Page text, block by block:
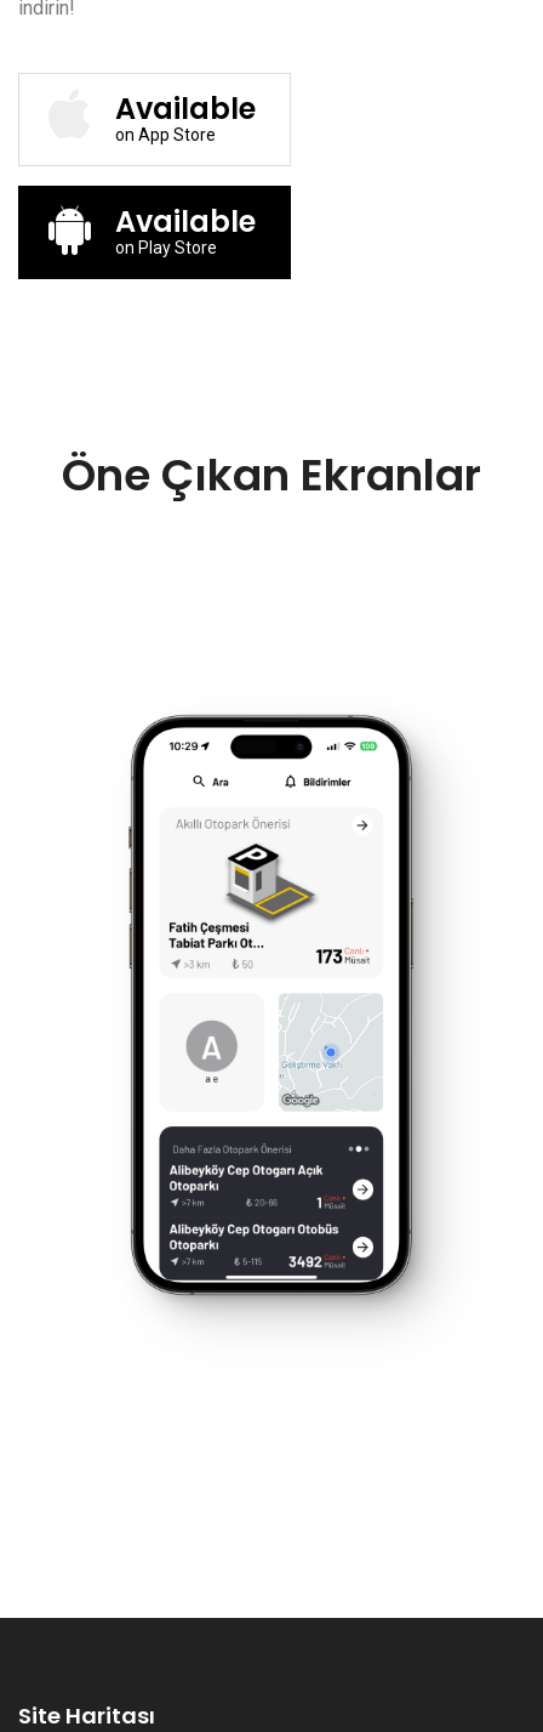
indirin!
Available
on App Store
Available
on Play Store
Öne Çıkan Ekranlar
Site Haritası